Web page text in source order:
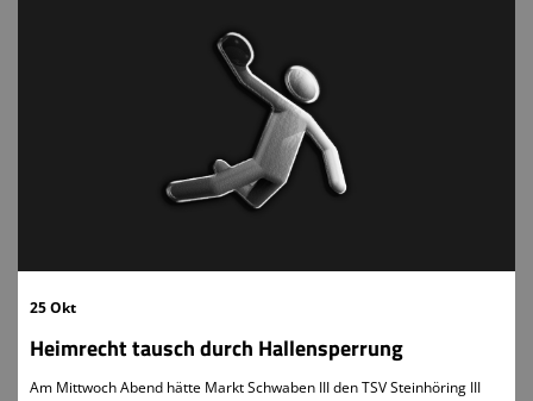
25 Okt
Heimrecht tausch durch Hallensperrung
Am Mittwoch Abend hätte Markt Schwaben III den TSV Steinhöring III